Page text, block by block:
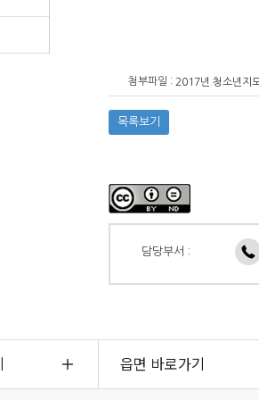
첨부파일 : 2017년 청소년지
목록보기
담당부서 :
읍면 바로가기